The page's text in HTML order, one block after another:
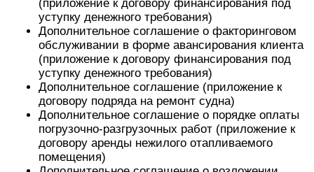
(приложение к договору финансирования под
уступку денежного требования)
Дополнительное соглашение о факторинговом
обслуживании в форме авансирования клиента
(приложение к договору финансирования под
уступку денежного требования)
Дополнительное соглашение (приложение к
договору подряда на ремонт судна)
Дополнительное соглашение о порядке оплаты
погрузочно-разгрузочных работ (приложение к
договору аренды нежилого отапливаемого
помещения)